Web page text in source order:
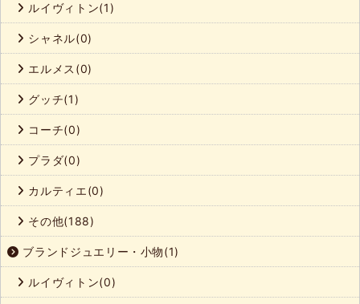
ルイヴィトン(1)
シャネル(0)
エルメス(0)
グッチ(1)
コーチ(0)
プラダ(0)
カルティエ(0)
その他(188)
ブランドジュエリー・小物(1)
ルイヴィトン(0)